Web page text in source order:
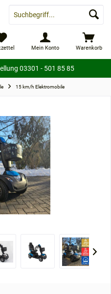
03301 - 501 85 85
Warenkorb
Mein Konto
15 km/h Elektromobile